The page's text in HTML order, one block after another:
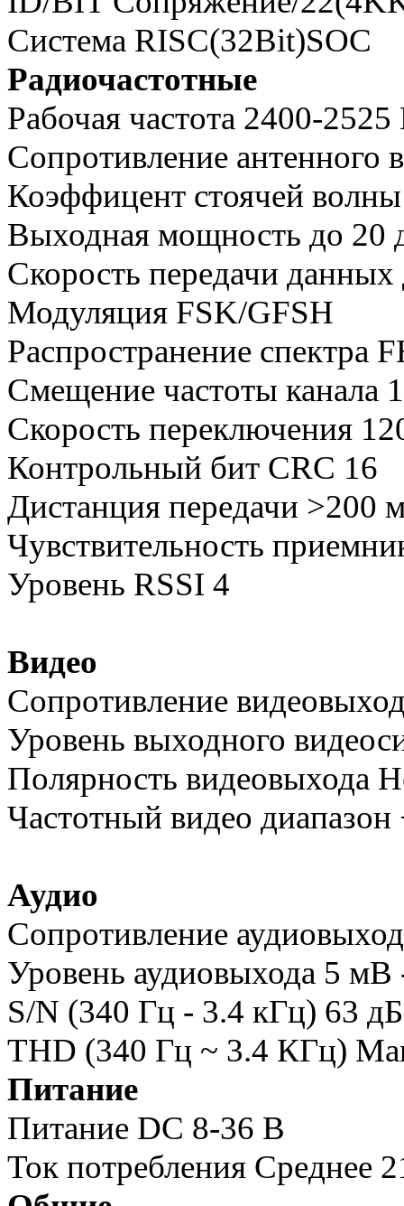
Система RISC(32Bit)SOC
Радиочастотные
Рабочая частота 2400-
Сопротивление антенного
Коэффицент стоячей
Выходная мощность до 20
Скорость передачи
Модуляция FSK/GFSH
Распространение спектра
Смещение частоты канала
Скорость переключения
Контрольный бит CRC 16
Дистанция передачи >200
Чувствительность
Уровень RSSI 4
Видео
Сопротивление
Уровень выходного
Полярность видеовыхода
Частотный видео
Аудио
Сопротивление
Уровень аудиовыхода 5
S/N (340 Гц - 3.4 кГц) 63
THD (340 Гц ~ 3.4 КГц)
Питание
Питание DC 8-36 В
Ток потребления Среднее